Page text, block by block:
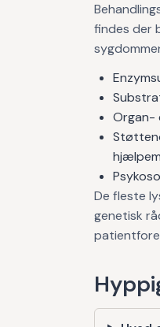
findes der
Organ-
De fleste
genetisk